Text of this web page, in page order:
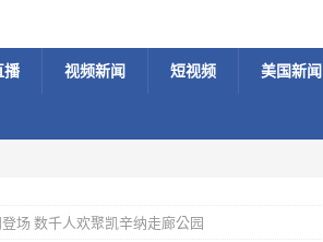
播 视频新闻 短视频 美国新闻
场 数千人欢聚凯辛纳走廊公园